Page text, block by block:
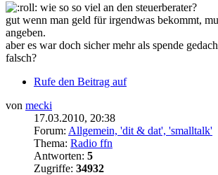
wie so so viel an den steuerberater?
gut wenn man geld für irgendwas bekommt,
angeben.
aber es war doch sicher mehr als spende
falsch?
Rufe den Beitrag auf
von mecki
17.03.2010, 20:38
Forum: Allgemein, 'dit & dat', 'smalltalk'
Thema: Radio ffn
Antworten: 5
Zugriffe: 34932